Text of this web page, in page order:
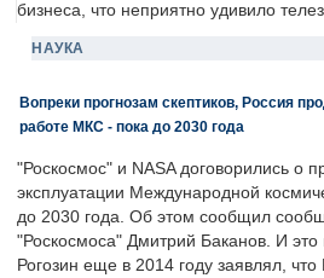
бизнеса, что неприятно удивило
НАУКА
Вопреки прогнозам скептиков, Россия
работе МКС - пока до 2030 года
"Роскосмос" и NASA договорились о
эксплуатации Международной
до 2030 года. Об этом сообщил
"Роскосмоса" Дмитрий Баканов. И
Рогозин еще в 2014 году заявлял, что